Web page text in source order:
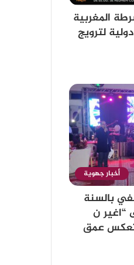
المغربية
لترويج
أخبار جهوية
بالسنة
ملتقى “اغير ن
تعكس عمق